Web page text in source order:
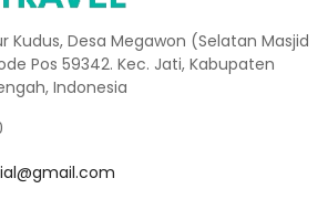
Kudus, Desa Megawon (Selatan Masjid
Pos 59342. Kec. Jati, Kabupaten
Indonesia